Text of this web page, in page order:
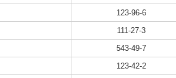
123-96-6
111-27-3
543-49-7
123-42-2